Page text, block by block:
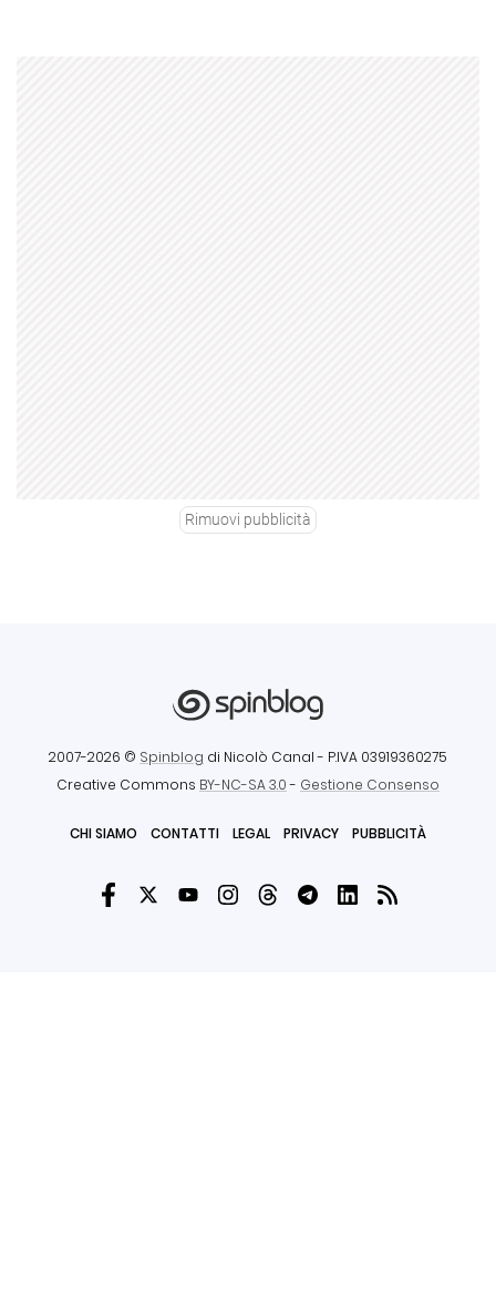
Rimuovi pubblicità
2007-2026 © Spinblog di Nicolò Canal - P.IVA 03919360275
Creative Commons BY-NC-SA 3.0- Gestione Consenso
CHI SIAMO CONTATTI LEGAL PRIVACY PUBBLICITÀ